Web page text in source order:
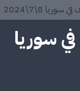
8\7\2024
سوريا